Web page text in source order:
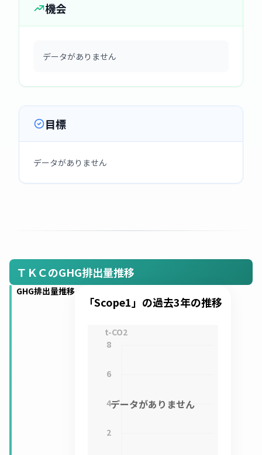
機会
データがありません
目標
データがありません
ＴＫＣのGHG排出量推移
GHG排出量推移
「Scope1」の過去3年の推移
2
4
6
8
t-CO2
データがありません